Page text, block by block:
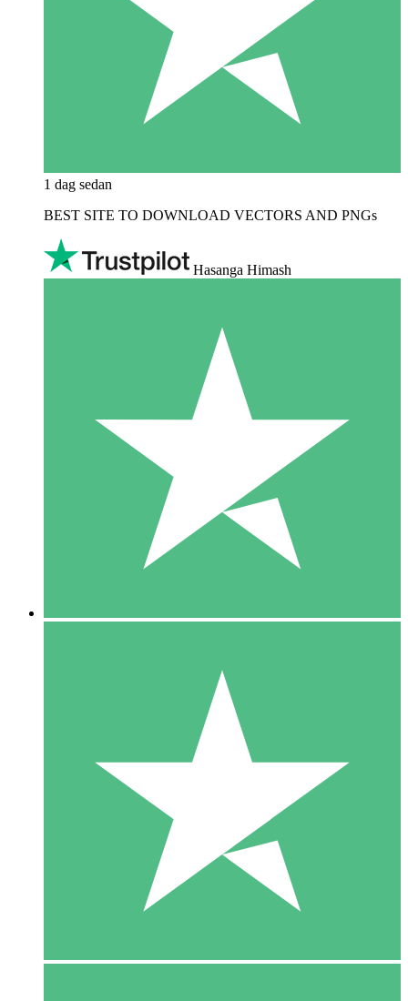
1 dag sedan
BEST SITE TO DOWNLOAD VECTORS AND PNGs
Hasanga Himash